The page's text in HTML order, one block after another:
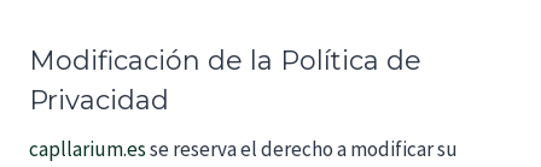
Modificación de la Política de
Privacidad
capllarium.esse reserva el derecho a modificar su